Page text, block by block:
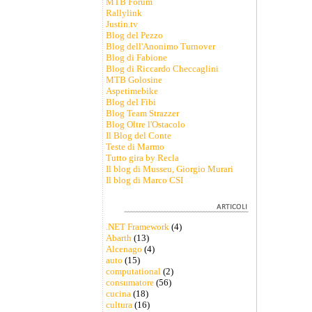
Rallylink
Justin.tv
Blog del Pezzo
Blog dell'Anonimo Turnover
Blog di Fabione
Blog di Riccardo Checcaglini
MTB Golosine
Aspetimebike
Blog del Fibi
Blog Team Strazzer
Blog Oltre l'Ostacolo
Il Blog del Conte
Teste di Marmo
Tutto gira by Recla
Il blog di Musseu, Giorgio Murari
Il blog di Marco CSI
.NET Framework(4)
Abarth(13)
Alcenago (4)
auto (15)
computational(2)
consumatore(56)
cucina(18)
cultura(16)